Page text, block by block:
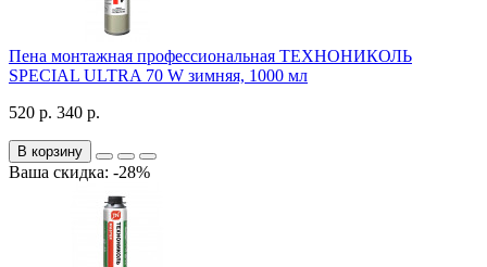
Пена монтажная профессиональная ТЕХНОНИКОЛЬ
SPECIAL ULTRA 70 W зимняя, 1000 мл
520 р. 340 р.
В корзину
Ваша скидка: -28%